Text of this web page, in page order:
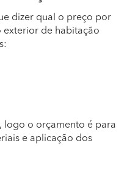
dizer qual o preço por
de habitação
logo o orçamento é para
e aplicação dos